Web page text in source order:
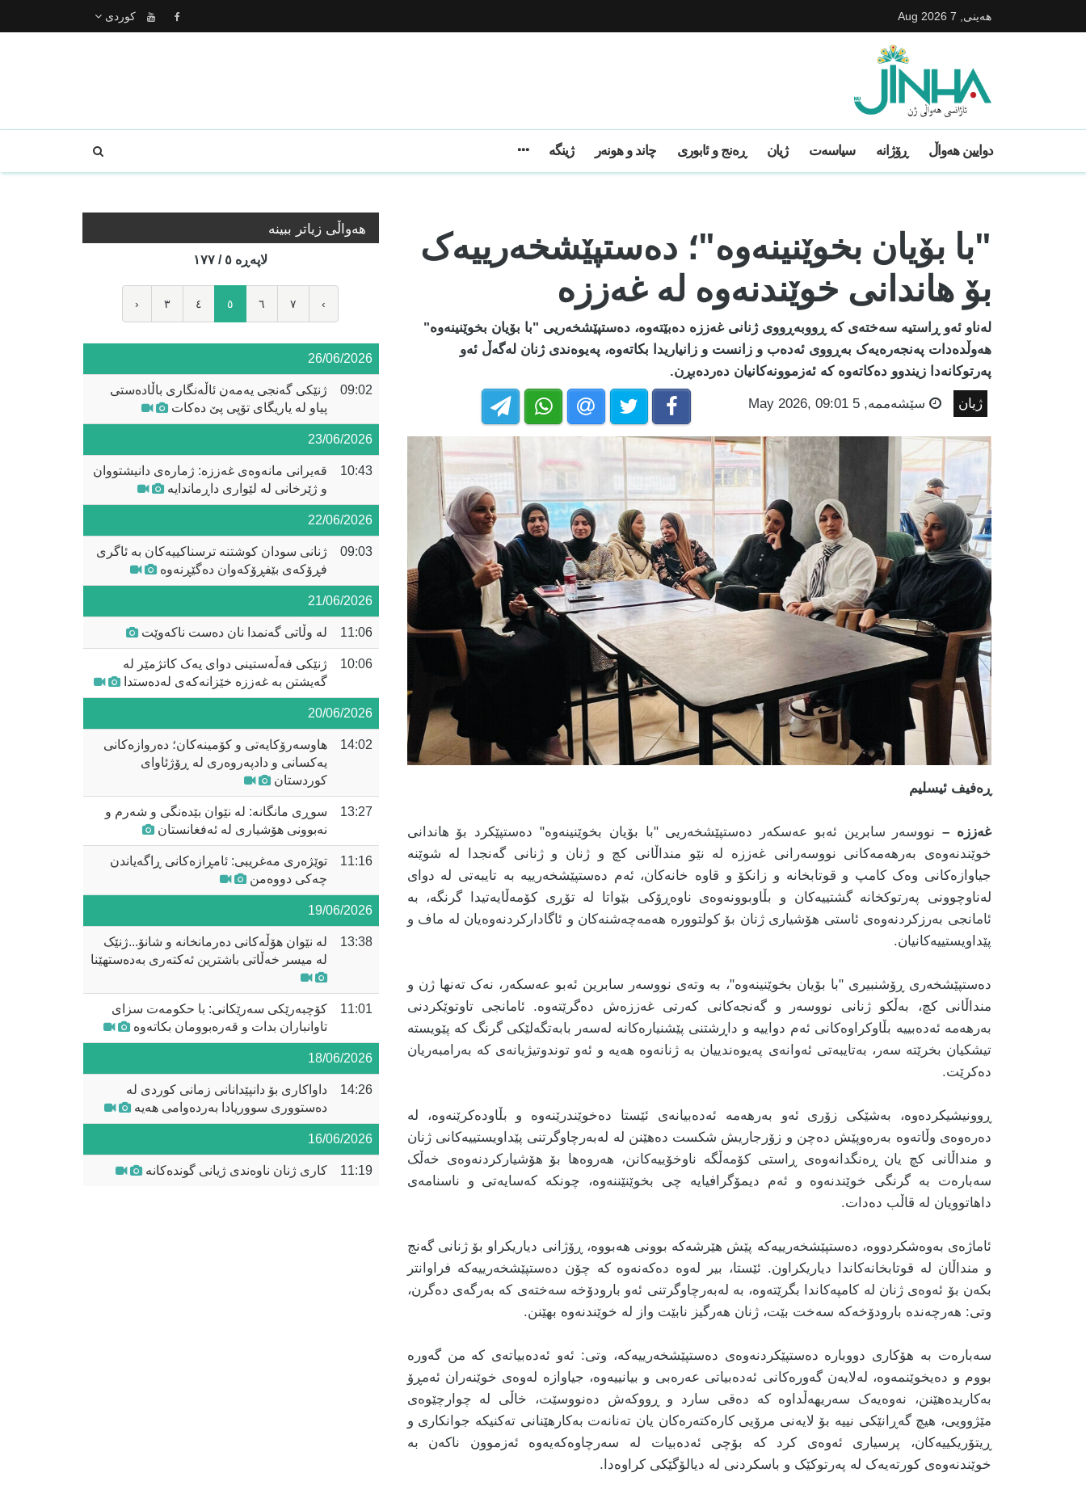
هه‌ینی, 7 Aug 2026 كوردى
دوایین ھەواڵ ڕۆژانە سیاسەت ژیان ڕەنج و ئابوری چاند و هونەر ژینگه
"با بۆیان بخوێنینەوە"؛ دەستپێشخەرییەک
بۆ هاندانی خوێندنەوە لە غەززە
لەناو ئەو ڕاستیە سەختەی کە ڕووبەڕووی ژنانی غەززە دەبێتەوە، دەستپێشخەریی "با بۆیان بخوێنینەوە"
هەوڵدەدات پەنجەرەیەک بەڕووی ئەدەب و زانست و زانیاریدا بکاتەوە، پەیوەندی ژنان لەگەڵ ئەو
پەرتوکانەدا زیندوو دەکاتەوە کە ئەزموونەکانیان دەردەبڕن.
ژیان سێشه‌ممه‌, 5 May 2026, 09:01
ڕەفیف ئیسلیم
غەززە –نووسەر سابرین ئەبو عەسکەر دەستپێشخەریی "با بۆیان بخوێنینەوە" دەستپێکرد بۆ هاندانی
خوێندنەوەی بەرهەمەکانی نووسەرانی غەززە لە نێو منداڵانی کچ و ژنان و ژنانی گەنجدا لە شوێنە
جیاوازەکانی وەک کامپ و قوتابخانە و زانکۆ و قاوە خانەکان، ئەم دەستپێشخەرییە بە تایبەتی لە دوای
لەناوچوونی پەرتوکخانە گشتییەکان و بڵاوبوونەوەی ناوەڕۆکی بێواتا لە تۆڕی کۆمەڵایەتیدا گرنگە، بە
ئامانجی بەرزکردنەوەی ئاستی هۆشیاری ژنان بۆ کولتوورە هەمەچەشنەکان و ئاگادارکردنەوەیان لە ماف و
پێداویستییەکانیان.
دەستپێشخەری ڕۆشنبیری "با بۆیان بخوێنینەوە"، بە وتەی نووسەر سابرین ئەبو عەسکەر، نەک تەنها ژن و
منداڵانی کچ، بەڵکو ژنانی نووسەر و گەنجەکانی کەرتی غەززەش دەگرێتەوە. ئامانجی تاوتوێکردنی
بەرهەمە ئەدەبییە بڵاوکراوەکانی ئەم دواییە و داڕشتنی پێشنیارەکانە لەسەر بابەتگەلێکی گرنگ کە پێویستە
تیشکیان بخرێتە سەر، بەتایبەتی ئەوانەی پەیوەندییان بە ژنانەوە هەیە و ئەو توندوتیژیانەی کە بەرامبەریان
دەکرێت.
ڕوونیشیکردەوە، بەشێکی زۆری ئەو بەرهەمە ئەدەبیانەی ئێستا دەخوێندرێنەوە و بڵاودەکرێنەوە، لە
دەرەوەی وڵاتەوە بەرەوپێش دەچن و زۆرجاریش شکست دەهێنن لە لەبەرچاوگرتنی پێداویستییەکانی ژنان
و منداڵانی کچ یان ڕەنگدانەوەی ڕاستی کۆمەڵگە ناوخۆییەکانن، هەروەها بۆ هۆشیارکردنەوەی خەڵک
سەبارەت بە گرنگی خوێندنەوە و ئەم دیمۆگرافیایە چی بخوێنێننەوە، چونکە کەسایەتی و ناسنامەی
داهاتوویان لە قاڵب دەدات.
ئاماژەی بەوەشکردووە، دەستپێشخەرییەکە پێش هێرشەکە بوونی هەبووە، ڕۆژانی دیاریکراو بۆ ژنانی گەنج
و منداڵان لە قوتابخانەکاندا دیاریکراون. ئێستا، بیر لەوە دەکەنەوە کە چۆن دەستپێشخەرییەکە فراوانتر
بکەن بۆ ئەوەی ژنان لە کامپەکاندا بگرێتەوە، بە لەبەرچاوگرتنی ئەو بارودۆخە سەختەی کە بەرگەی دەگرن،
وتی: هەرچەندە بارودۆخەکە سەخت بێت، ژنان هەرگیز نابێت واز لە خوێندنەوە بهێنن.
سەبارەت بە هۆکاری دووبارە دەستپێکردنەوەی دەستپێشخەرییەکە، وتی: ئەو ئەدەبیاتەی کە من گەورە
بووم و دەیخوێنمەوە، لەلایەن گەورەکانی ئەدەبیاتی عەرەبی و بیانییەوە، جیاوازە لەوەی خوێنەران ئەمڕۆ
بەکاریدەهێنن، نەوەیەک سەریهەڵداوە کە دەقی سارد و ڕووکەش دەنووسێت، خاڵی لە چوارچێوەی
مێژوویی، هیچ گەڕانێکی نییە بۆ لایەنی مرۆیی کارەکتەرەکان یان تەنانەت بەکارهێنانی تەکنیکە جوانکاری و
ڕیتۆریکییەکان، پرسیاری ئەوەی کرد کە بۆچی ئەدەبیات لە سەرچاوەکەیەوە ئەزموون ناکەن بە
خوێندنەوەی کورتەیەک لە پەرتوکێک و باسکردنی لە دیالۆگێکی کراوەدا.
هه‌واڵی زیاتر ببینە
لاپه‌ڕه‌ ٥ / ١٧٧
‹ ٣ ٤ ٥ ٦ ٧ ›
26/06/2026
09:02
ژنێکی گەنجی یەمەن ئاڵەنگاری باڵادەستی
پیاو لە یاریگای تۆپی پێ دەکات
23/06/2026
10:43
قەیرانی مانەوەی غەززە: ژمارەی دانیشتووان
و ژێرخانی لە لێواری داڕماندایە
22/06/2026
09:03
ژنانی سودان کوشتنە ترسناکییەکان بە ئاگری
فڕۆکەی بێفڕۆکەوان دەگێڕنەوە
21/06/2026
11:06 لە وڵاتی گەنمدا نان دەست ناکەوێت
10:06
ژنێکی فەڵەستینی دوای یەک کاتژمێر لە
گەیشتن بە غەززە خێزانەکەی لەدەستدا
20/06/2026
14:02
هاوسەرۆکایەتی و کۆمینەکان؛ دەروازەکانی
یەکسانی و دادپەروەری لە ڕۆژئاوای
کوردستان
13:27
سوڕی مانگانە: لە نێوان بێدەنگی و شەرم و
نەبوونی هۆشیاری لە ئەفغانستان
11:16
توێژەری مەغریبی: ئامڕازەکانی ڕاگەیاندن
چەکی دووەمن
19/06/2026
13:38
لە نێوان هۆڵەکانی دەرمانخانە و شانۆ...ژنێک
لە میسر خەڵاتی باشترین ئەکتەری بەدەستهێنا
11:01
کۆچبەرێکی سەرێکانی: با حکومەت سزای
تاوانباران بدات و قەرەبوومان بکاتەوە
18/06/2026
14:26
داواکاری بۆ دانپێدانانی زمانی کوردی لە
دەستووری سووریادا بەردەوامی هەیە
16/06/2026
11:19 کاری ژنان ناوەندی ژیانی گوندەکانە